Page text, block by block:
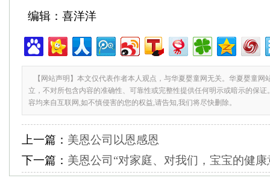
编辑：喜洋洋
【网站声明】本文仅代表作者本人观点，与华夏婴童网无关。华夏婴童网
立，不对所包含内容的准确性、可靠性或完整性提供任何明示或暗示的保
容均来自互联网,如不慎侵害的您的权益,请告知,我们将尽快删除。
上一篇： 美恩公司以恩感恩
下一篇： 美恩公司“对家庭、对我们，宝宝的健